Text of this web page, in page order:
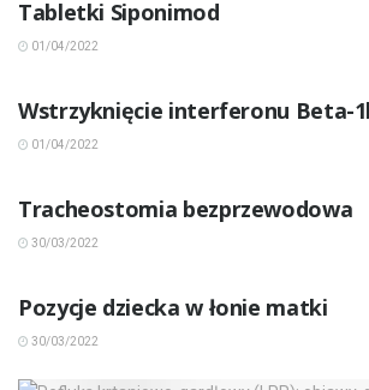
Tabletki Siponimod
01/04/2022
Wstrzyknięcie interferonu Beta-
01/04/2022
Tracheostomia bezprzewodowa
30/03/2022
Pozycje dziecka w łonie matki
30/03/2022